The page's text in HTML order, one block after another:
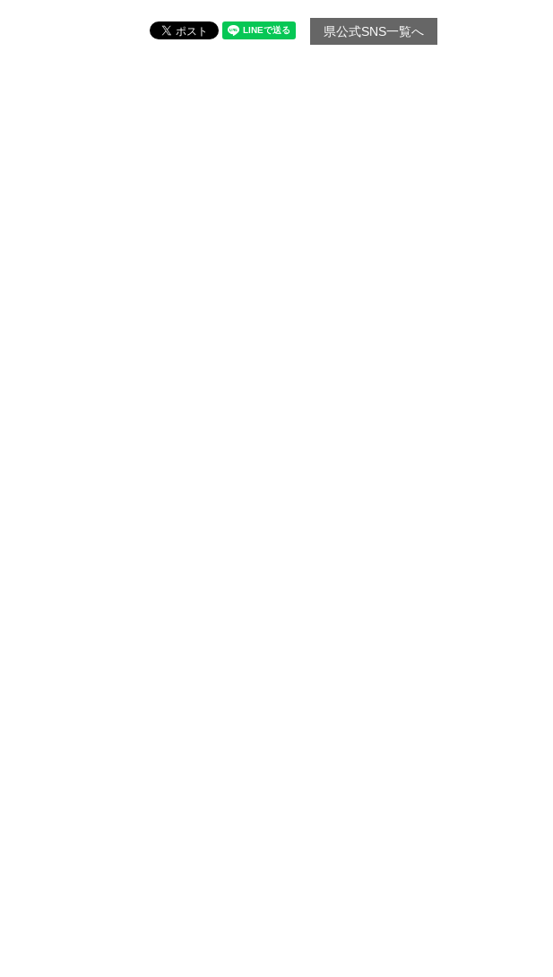
県公式SNS一覧へ